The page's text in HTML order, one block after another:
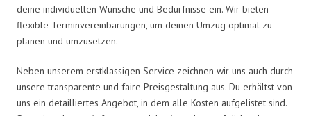
deine individuellen Wünsche und Bedürfnisse ein. Wir bieten
flexible Terminvereinbarungen, um deinen Umzug optimal zu
planen und umzusetzen.
Neben unserem erstklassigen Service zeichnen wir uns auch durch
unsere transparente und faire Preisgestaltung aus. Du erhältst von
uns ein detailliertes Angebot, in dem alle Kosten aufgelistet sind.